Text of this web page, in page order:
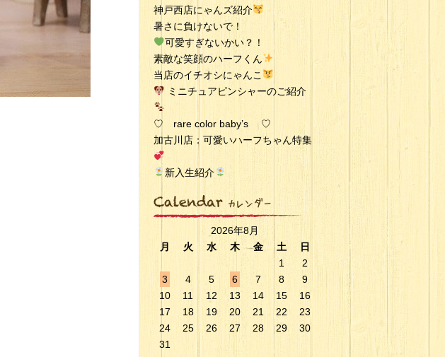
神戸西店にゃんズ紹介
暑さに負けないで！
可愛すぎないかい？！
素敵な笑顔のハーフくん
当店のイチオシにゃんこ
ミニチュアピンシャーのご紹介
♡ rare color baby’s ♡
加古川店：可愛いハーフちゃん特集
新入生紹介
2026年8月
月
火 水 木 金 土
日
1
2
3
4 5 6 7 8
9
10
11 12 13 14 15
16
17
18 19 20 21 22
23
24
25 26 27 28 29
30
31